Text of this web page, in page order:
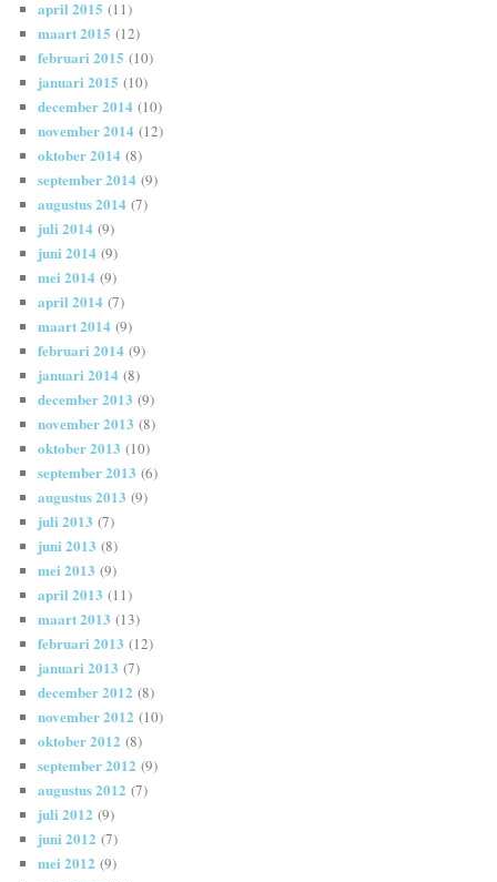
april 2015 (11)
maart 2015 (12)
februari 2015 (10)
januari 2015 (10)
december 2014 (10)
november 2014 (12)
oktober 2014 (8)
september 2014 (9)
augustus 2014 (7)
juli 2014 (9)
juni 2014 (9)
mei 2014 (9)
april 2014 (7)
maart 2014 (9)
februari 2014 (9)
januari 2014 (8)
december 2013 (9)
november 2013 (8)
oktober 2013 (10)
september 2013 (6)
augustus 2013 (9)
juli 2013 (7)
juni 2013 (8)
mei 2013 (9)
april 2013 (11)
maart 2013 (13)
februari 2013 (12)
januari 2013 (7)
december 2012 (8)
november 2012 (10)
oktober 2012 (8)
september 2012 (9)
augustus 2012 (7)
juli 2012 (9)
juni 2012 (7)
mei 2012 (9)